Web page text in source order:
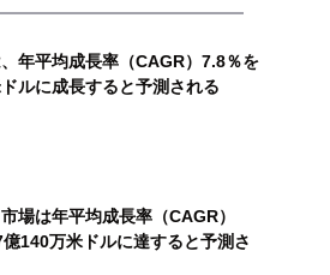
年平均成長率（CAGR）7.8％を
ルに成長すると予測される
場は年平均成長率（CAGR）
140万米ドルに達すると予測さ